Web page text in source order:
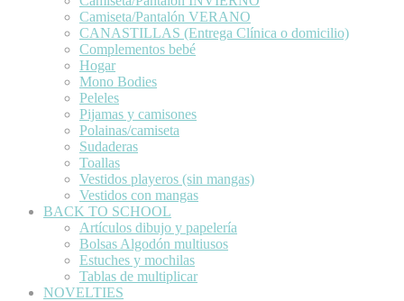
Camiseta/Pantalón VERANO
CANASTILLAS (Entrega Clínica o domicilio)
Complementos bebé
Hogar
Mono Bodies
Peleles
Pijamas y camisones
Polainas/camiseta
Sudaderas
Toallas
Vestidos playeros (sin mangas)
Vestidos con mangas
BACK TO SCHOOL
Artículos dibujo y papelería
Bolsas Algodón multiusos
Estuches y mochilas
Tablas de multiplicar
NOVELTIES